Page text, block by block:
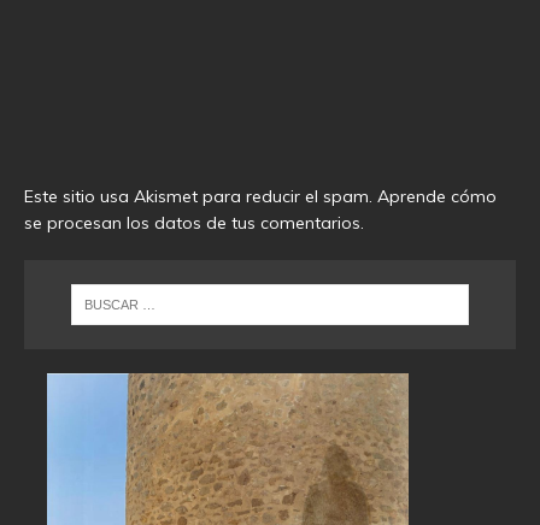
Este sitio usa Akismet para reducir el spam. Aprende cómo
se procesan los datos de tus comentarios